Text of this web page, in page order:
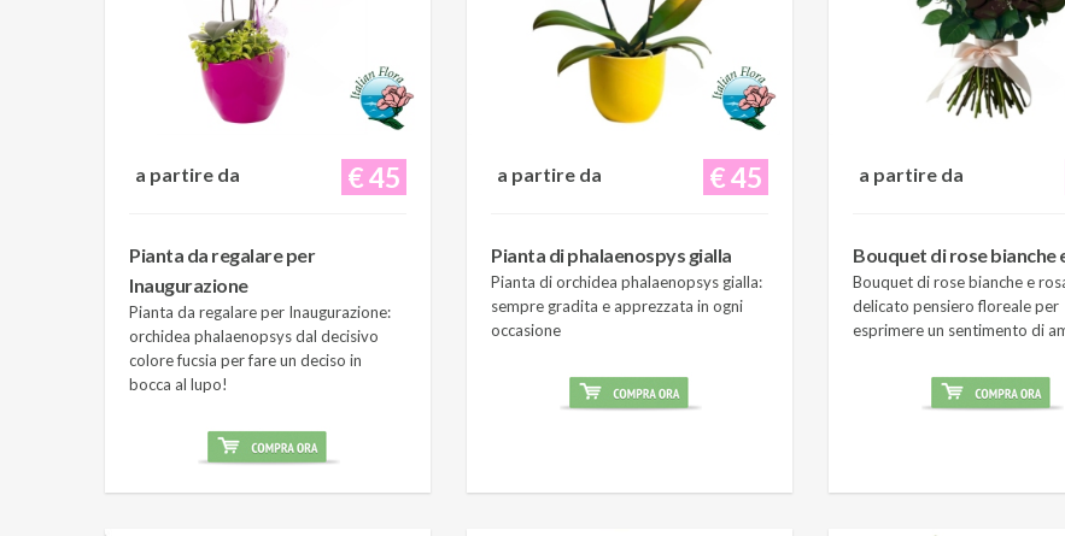
€ 45
a partire da
Pianta da regalare per
Inaugurazione
Pianta da regalare per Inaugurazione:
orchidea phalaenopsys dal decisivo
colore fucsia per fare un deciso in
bocca al lupo!
€ 45
a partire da
Pianta di phalaenospys gialla
Pianta di orchidea phalaenopsys gialla:
sempre gradita e apprezzata in ogni
occasione
a partire da
Bouquet di rose bianche
Bouquet di rose bianche e
delicato pensiero floreale per
esprimere un sentimento di